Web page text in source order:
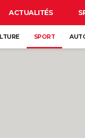
ACTUALITÉS
SPORT